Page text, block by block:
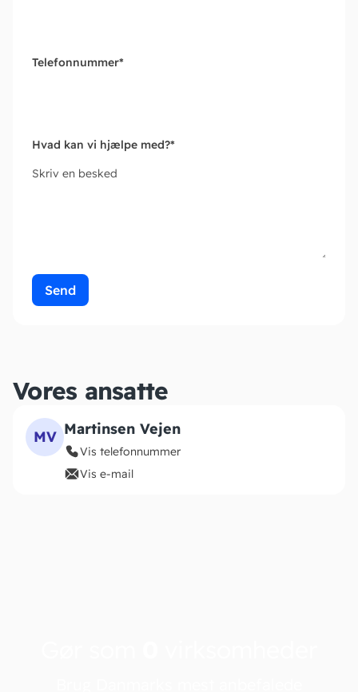
Telefonnummer*
Hvad kan vi hjælpe med?*
Skriv en besked
Send
Vores ansatte
MV Martinsen Vejen
Vis telefonnummer
Vis e-mail